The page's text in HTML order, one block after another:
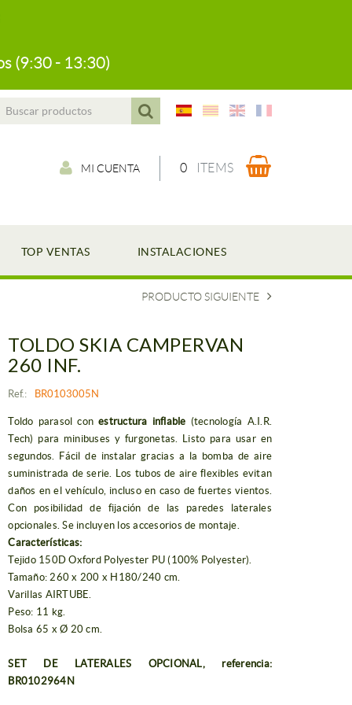
(9:30 - 13:30)
MI CUENTA 0 ITEMS
TOP VENTAS INSTALACIONES
PRODUCTO SIGUIENTE
TOLDO SKIA CAMPERVAN
260 INF.
Ref.: BR0103005N
Toldo parasol conestructura inflable (tecnología A.I.R.
Tech) para minibuses y furgonetas. Listo para usar en
segundos. Fácil de instalar gracias a la bomba de aire
suministrada de serie. Los tubos de aire flexibles evitan
daños en el vehículo, incluso en caso de fuertes vientos.
Con posibilidad de fijación de las paredes laterales
opcionales. Se incluyen los accesorios de montaje.
Características:
Tejido 150D Oxford Polyester PU (100% Polyester).
Tamaño: 260 x 200 x H180/240 cm.
Varillas AIRTUBE.
Peso: 11 kg.
Bolsa 65 x Ø 20 cm.
SET DE LATERALES OPCIONAL, referencia:
BR0102964N